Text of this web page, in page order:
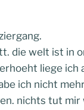
die welt ist in
liege ich
ich nicht
nichts tut mir